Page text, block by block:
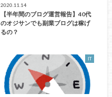
2020.11.14
【半年間のブログ運営報告】40代
のオジサンでも副業ブログは稼げ
るの？
IT